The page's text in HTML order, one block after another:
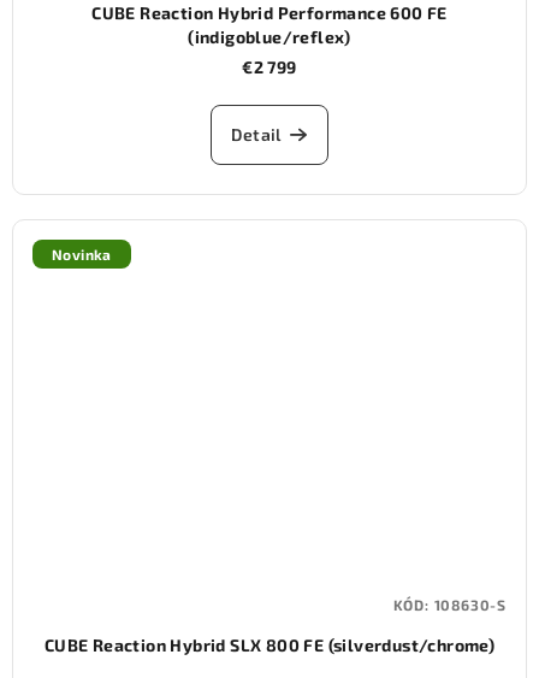
CUBE Reaction Hybrid Performance 600 FE
(indigoblue/reflex)
€2 799
Detail
Novinka
CUBE Reaction Hybrid SLX 800 FE (silverdust/chrome)
KÓD: 108630-S